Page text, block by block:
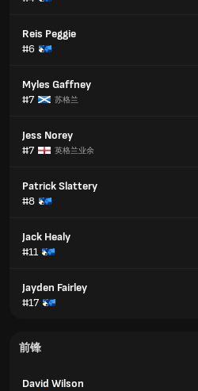
Reis Peggie
#6
Myles Gaffney
#7
苏格兰
Jess Norey
#7
英格兰业余
Patrick Slattery
#8
Jack Healy
#11
Jayden Fairley
#17
前锋
David Wilson